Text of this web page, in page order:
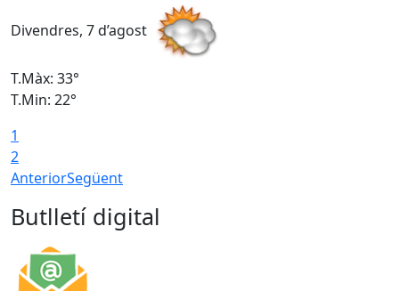
Divendres, 7 d’agost
T.Màx: 33°
T.Min: 22°
1
2
AnteriorSegüent
Butlletí digital